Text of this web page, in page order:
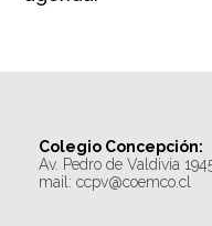
Colegio Concepción:
Av. Pedro de Valdivia
mail: ccpv@coemco.cl